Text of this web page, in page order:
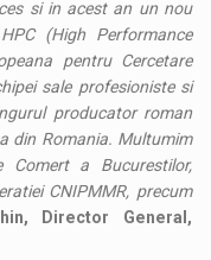
si in acest an un nou
(High Performance
pentru Cercetare
sale profesioniste si
producator roman
din Romania. Multumim
Comert a Bucurestilor,
CNIPMMR, precum
Director General,